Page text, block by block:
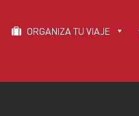
ORGANIZA TU VIAJE